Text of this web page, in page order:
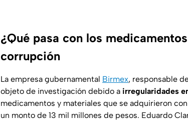
¿Qué pasa con los
corrupción
La empresa gubernamental Birmex, responsable
objeto de investigación debido a irregularidades
medicamentos y materiales que se adquirieron
un monto de 13 mil millones de pesos. Eduardo